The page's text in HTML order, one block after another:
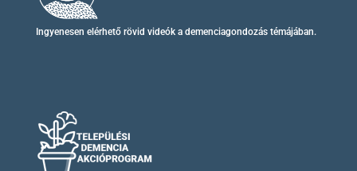
Ingyenesen elérhető rövid videóka demenciagondozás témájában.